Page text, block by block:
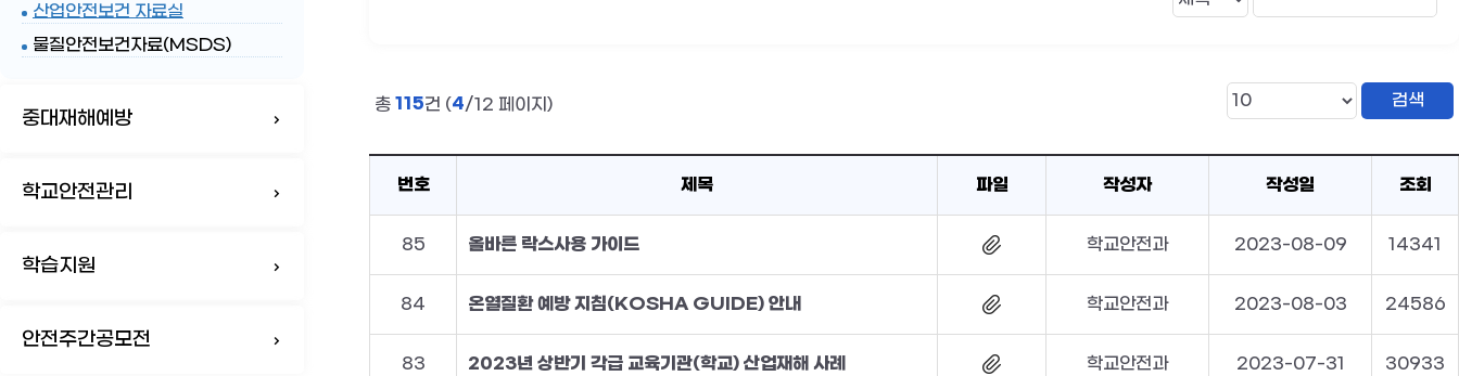
산업안전보건 자료실
물질안전보건자료(MSDS)
중대재해예방
학교안전관리
학습지원
안전주간공모전
총 115건 (4/12 페이지)
번호 제목 파일 작성자 작성일 조회
85 올바른 락스사용 가이드 학교안전과 2023-08-09 14341
84 온열질환 예방 지침(KOSHA GUIDE) 안내 학교안전과 2023-08-03 24586
83 2023년 상반기 각급 교육기관(학교) 산업재해 사례 학교안전과 2023-07-31 30933